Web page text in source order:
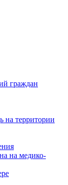
граждан
на территории
на медико-